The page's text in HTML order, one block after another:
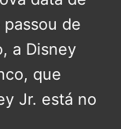
passou de
a Disney
que
Jr. está no